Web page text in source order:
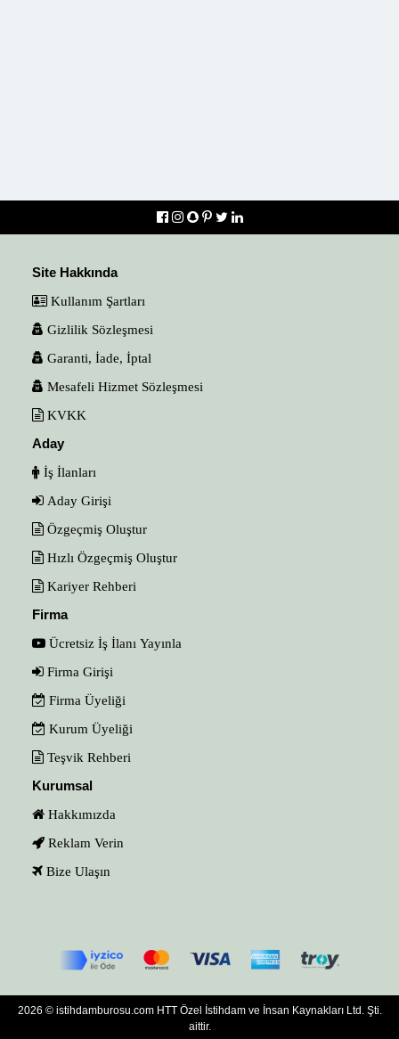
Site Hakkında
Kullanım Şartları
Gizlilik Sözleşmesi
Garanti, İade, İptal
Mesafeli Hizmet Sözleşmesi
KVKK
Aday
İş İlanları
Aday Girişi
Özgeçmiş Oluştur
Hızlı Özgeçmiş Oluştur
Kariyer Rehberi
Firma
Ücretsiz İş İlanı Yayınla
Firma Girişi
Firma Üyeliği
Kurum Üyeliği
Teşvik Rehberi
Kurumsal
Hakkımızda
Reklam Verin
Bize Ulaşın
2026 © istihdamburosu.com HTT Özel İstihdam ve İnsan Kaynakları Ltd. Şti.
aittir.